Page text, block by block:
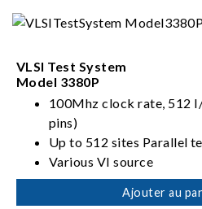
VLSI Test System
Model 3380P
100Mhz clock rate, 512
pins)
Up to 512 sites Parallel
Various VI source
Flexible Architectures:
ADDA, VI source
Ajouter au